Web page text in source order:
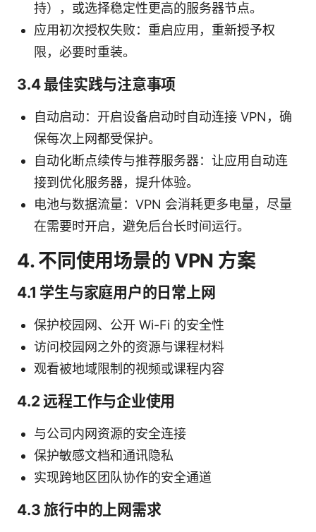
持），或选择稳定性更高的服务器节点。
应用初次授权失败：重启应用，重新授予权
限，必要时重装。
3.4 最佳实践与注意事项
自动启动：开启设备启动时自动连接 VPN，确
保每次上网都受保护。
自动化断点续传与推荐服务器：让应用自动连
接到优化服务器，提升体验。
电池与数据流量：VPN 会消耗更多电量，尽量
在需要时开启，避免后台长时间运行。
4. 不同使用场景的 VPN 方案
4.1 学生与家庭用户的日常上网
保护校园网、公开 Wi-Fi 的安全性
访问校园网之外的资源与课程材料
观看被地域限制的视频或课程内容
4.2 远程工作与企业使用
与公司内网资源的安全连接
保护敏感文档和通讯隐私
实现跨地区团队协作的安全通道
4.3 旅行中的上网需求